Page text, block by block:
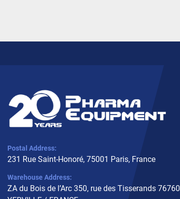
Postal Address:
231 Rue Saint-Honoré, 75001 Paris, France
Warehouse Address:
ZA du Bois de l’Arc 350, rue des Tisserands 76760